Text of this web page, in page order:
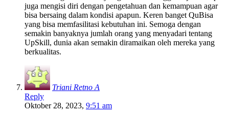
juga mengisi diri dengan pengetahuan dan kemampuan agar
bisa bersaing dalam kondisi apapun. Keren banget QuBisa
yang bisa memfasilitasi kebutuhan ini. Semoga dengan
semakin banyaknya jumlah orang yang menyadari tentang
UpSkill, dunia akan semakin diramaikan oleh mereka yang
berkualitas.
Triani Retno A
Reply
Oktober 28, 2023, 9:51 am